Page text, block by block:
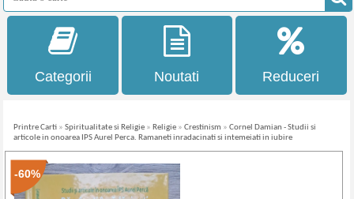
Categorii Noutati Reduceri
Printre Carti »Spiritualitate si Religie » Religie »Crestinism »Cornel Damian - Studii si
articole in onoarea IPS Aurel Perca. Ramaneti inradacinati si intemeiati in iubire
-60%